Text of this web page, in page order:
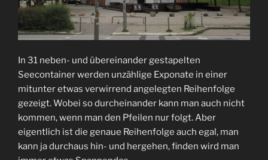
In 31 neben- und übereinander gestapelten
Seecontainer werden unzählige Exponate in einer
mitunter etwas verwirrend angelegten Reihenfolge
gezeigt. Wobei so durcheinander kann man auch nicht
kommen, wenn man den Pfeilen nur folgt. Aber
eigentlich ist die genaue Reihenfolge auch egal, man
kann ja durchaus hin- und hergehen, finden wird man